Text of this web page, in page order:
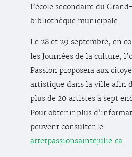
l’école secondaire du
bibliothèque municipale.
Le 28 et 29 septembre, en
les Journées de la culture,
Passion proposera aux
artistique dans la ville afin
plus de 20 artistes à sept
Pour obtenir plus
peuvent consulter le
artetpassionsaintejulie.ca.